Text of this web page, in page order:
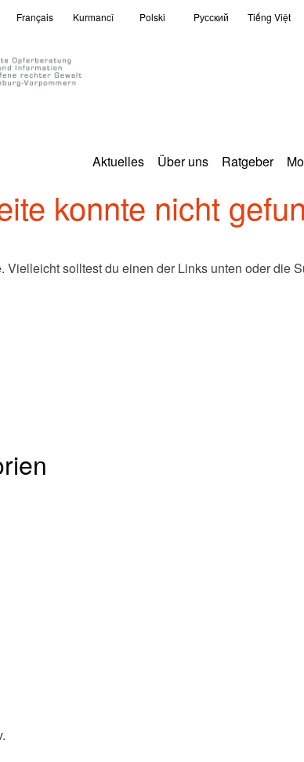
Français Kurmancî Polski Pусский Tiếng Việt
Aktuelles Über uns Ratgeber
konnte nicht
Vielleicht solltest du einen der Links unten oder die